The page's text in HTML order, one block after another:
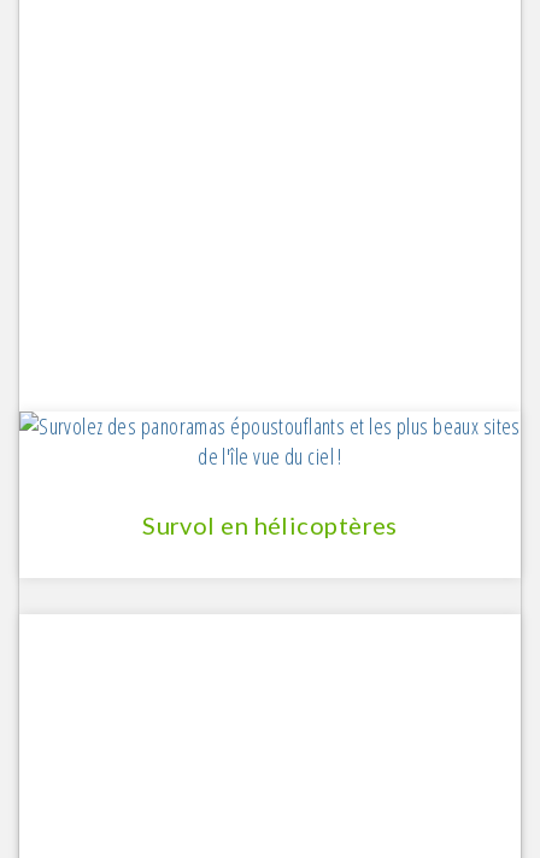
Survol en hélicoptères